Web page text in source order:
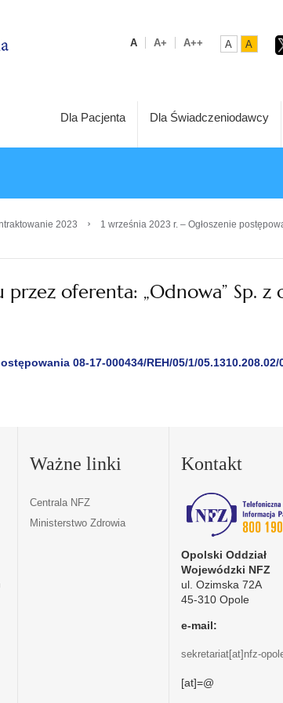
A A+ A++ A A
Dla Pacjenta Dla Świadczeniodawcy
2023 ›
1 września 2023 r. – Ogłoszenie
oferenta: „Odnowa” Sp. z
08-17-000434/REH/05/1/
Ważne linki
Centrala NFZ
Ministerstwo Zdrowia
Kontakt
Opolski Oddział
Wojewódzki NFZ
ul. Ozimska 72A
45-310 Opole
e-mail:
sekretariat[at]nfz-
[at]=@